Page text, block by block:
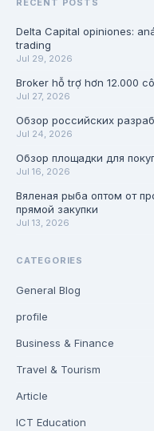
RECENT POSTS
Delta Capital opiniones:
trading
Jul 29, 2026
Broker hỗ trợ hơn 12.000
Jul 27, 2026
Обзор российских
Jul 24, 2026
Обзор площадки для
Jul 16, 2026
Вяленая рыба оптом от
прямой закупки
Jul 13, 2026
CATEGORIES
General Blog
profile
Business & Finance
Travel & Tourism
Article
ICT Education